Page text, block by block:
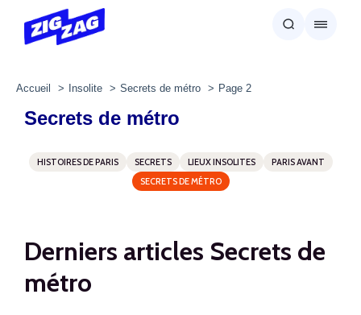
Accueil Insolite Secrets de métro Page 2
Secrets de métro
HISTOIRES DE PARIS SECRETS LIEUX INSOLITES
PARIS AVANT
SECRETS DE MÉTRO
Derniers articles Secrets de
métro